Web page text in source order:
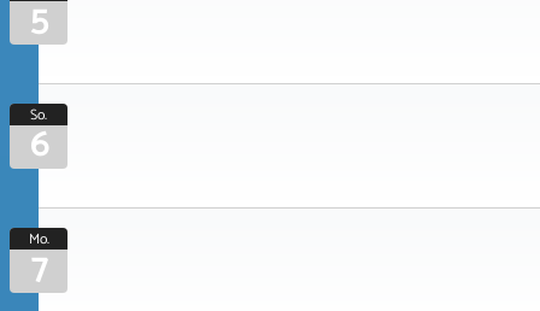
5
So.
6
Mo.
7